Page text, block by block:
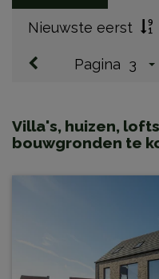
Nieuwste eerst
Pagina 3
Villa's, huizen,
bouwgronden te